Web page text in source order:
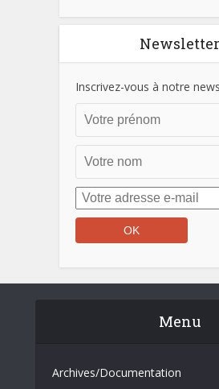
Newsletter
Inscrivez-vous à notre
Menu
Archives/Documentation